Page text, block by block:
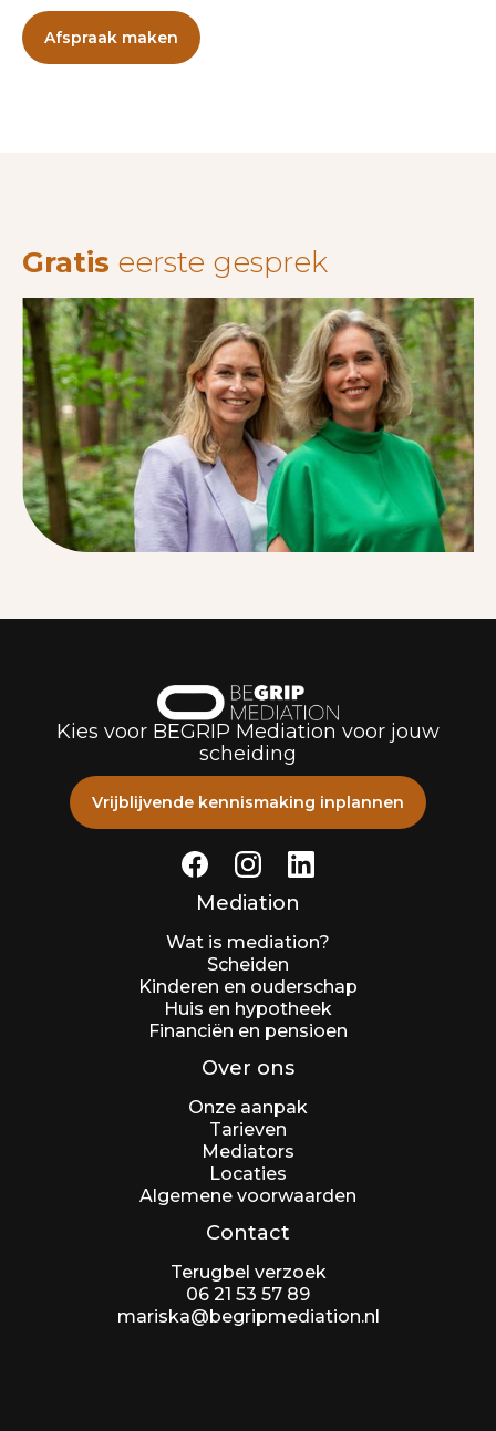
Afspraak maken
Gratis eerste gesprek
Kies voor BEGRIP Mediation voor jouw
scheiding
Vrijblijvende kennismaking inplannen
Mediation
Wat is mediation?
Scheiden
Kinderen en ouderschap
Huis en hypotheek
Financiën en pensioen
Over ons
Onze aanpak
Tarieven
Mediators
Locaties
Algemene voorwaarden
Contact
Terugbel verzoek
06 21 53 57 89
mariska@begripmediation.nl